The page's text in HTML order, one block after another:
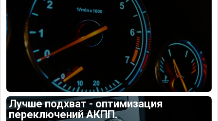
Лучше подхват - оптимизация
переключений АКПП.